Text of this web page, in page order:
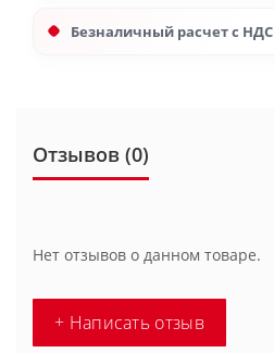
Безналичный расчет с НДС
Отзывов (0)
Нет отзывов о данном товаре.
+ Написать отзыв